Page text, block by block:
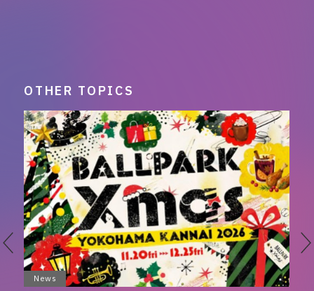
OTHER TOPICS
News